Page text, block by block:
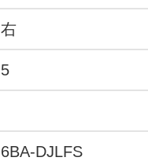
右
5
6BA-DJLFS